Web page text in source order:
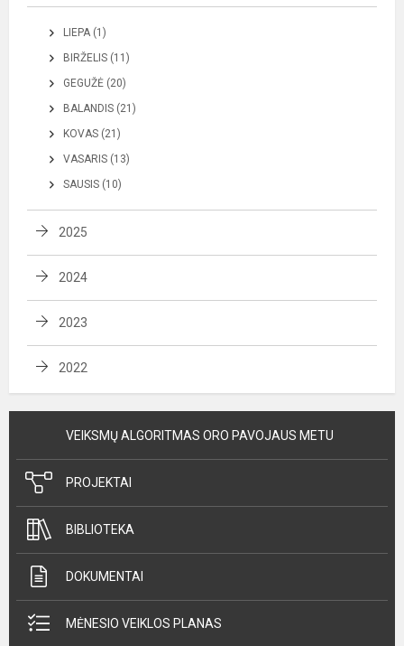
LIEPA (1)
BIRŽELIS (11)
GEGUŽĖ (20)
BALANDIS (21)
KOVAS (21)
VASARIS (13)
SAUSIS (10)
2025
2024
2023
2022
VEIKSMŲ ALGORITMAS ORO PAVOJAUS METU
PROJEKTAI
BIBLIOTEKA
DOKUMENTAI
MĖNESIO VEIKLOS PLANAS